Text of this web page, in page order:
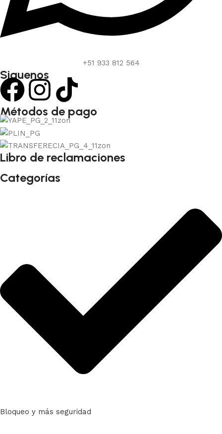
+51 933 812 564
Siguenos
Métodos de pago
Libro de reclamaciones
Categorías
Bloqueo y más seguridad